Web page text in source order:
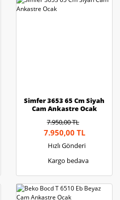
Simfer 3653 65 Cm Siyah
Cam Ankastre Ocak
7.950,00 TL
7.950,00 TL
Hızlı Gönderi
Kargo bedava